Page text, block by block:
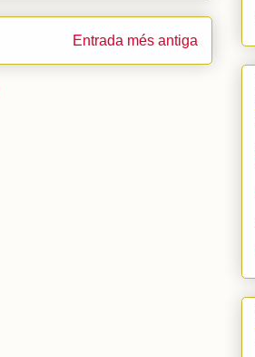
Entrada més antiga